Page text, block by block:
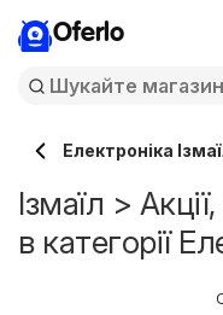
Oferlo
Електроніка
Ізмаїл >
в категорії